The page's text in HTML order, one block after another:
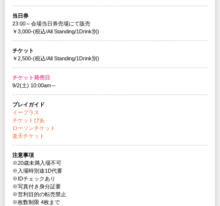
当日券
23:00～会場当日券売場にて販売
￥3,000-(税込/All Standing/1Drink別)
チケット
￥2,500-(税込/All Standing/1Drink別)
チケット発売日
9/2(土) 10:00am～
プレイガイド
イープラス
チケットぴあ
ローソンチケット
楽天チケット
注意事項
※20歳未満入場不可
※入場時別途1D代要
※IDチェックあり
※写真付き身分証要
※営利目的の転売禁止
※枚数制限 4枚まで